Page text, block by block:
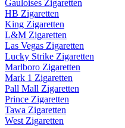
Gauloises Zigaretten
HB Zigaretten
King Zigaretten
L&M Zigaretten
Las Vegas Zigaretten
Lucky Strike Zigaretten
Marlboro Zigaretten
Mark 1 Zigaretten
Pall Mall Zigaretten
Prince Zigaretten
Tawa Zigaretten
West Zigaretten